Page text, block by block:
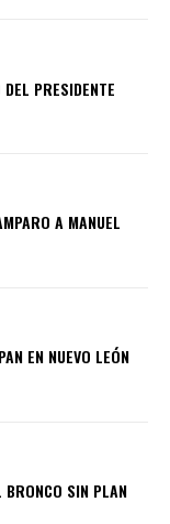
PRESIDENTE
A MANUEL
EN NUEVO LEÓN
SIN PLAN